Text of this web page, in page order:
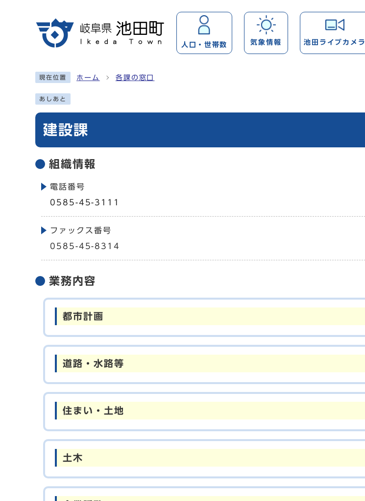
人口・世帯数 気象情報 池田ライブカメラ
ここから本文です
現在位置 ホーム 各課の窓口
あしあと
建設課
組織情報
電話番号
0585-45-3111
ファックス番号
0585-45-8314
業務内容
都市計画
道路・水路等
住まい・土地
土木